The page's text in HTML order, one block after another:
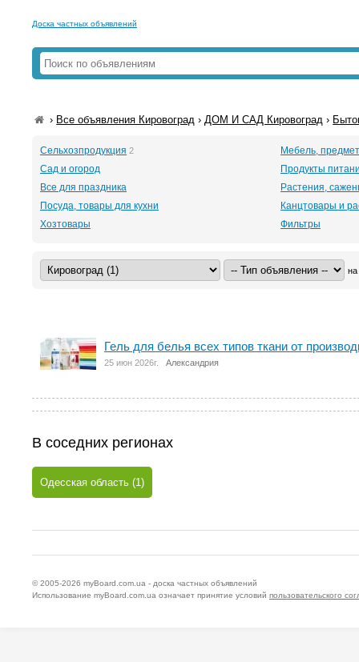
Доска частных объявлений
› Все объявления Кировоград ›ДОМ И САД Кировоград ›
Сельхозпродукция 2
Мебель,
Сад и огород
Продукты
Все для праздника
Растения,
Посуда, товары для кухни
Канцтовары и
Хозтовары
Фильтры
на
Гель для белья всех типов ткани от
25 июн 2026г. Александрия
В соседних регионах
Одесская область (1)
© 2005-2026 myBoard.com.ua - доска частных объявлений
Использование myBoard.com.ua означает принятие условий пользовательского